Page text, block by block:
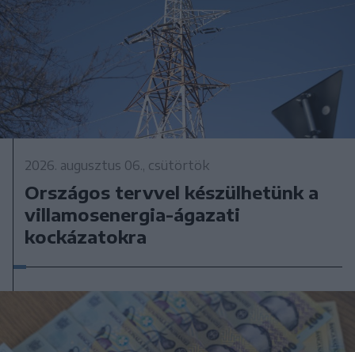
2026. augusztus 06., csütörtök
Országos tervvel készülhetünk a
villamosenergia-ágazati
kockázatokra